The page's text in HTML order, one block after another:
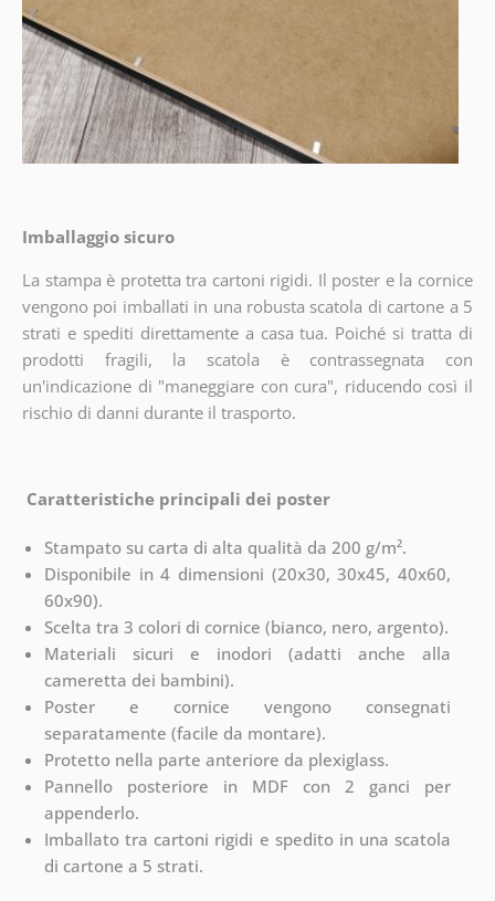
Imballaggio sicuro
La stampa è protetta tra cartoni rigidi. Il poster e la cornice
vengono poi imballati in una robusta scatola di cartone a 5
strati e spediti direttamente a casa tua. Poiché si tratta di
prodotti fragili, la scatola è contrassegnata con
un'indicazione di "maneggiare con cura", riducendo così il
rischio di danni durante il trasporto.
Caratteristiche principali dei poster
Stampato su carta di alta qualità da 200 g/m².
Disponibile in 4 dimensioni (20x30, 30x45, 40x60,
60x90).
Scelta tra 3 colori di cornice (bianco, nero, argento).
Materiali sicuri e inodori (adatti anche alla
cameretta dei bambini).
Poster e cornice vengono consegnati
separatamente (facile da montare).
Protetto nella parte anteriore da plexiglass.
Pannello posteriore in MDF con 2 ganci per
appenderlo.
Imballato tra cartoni rigidi e spedito in una scatola
di cartone a 5 strati.